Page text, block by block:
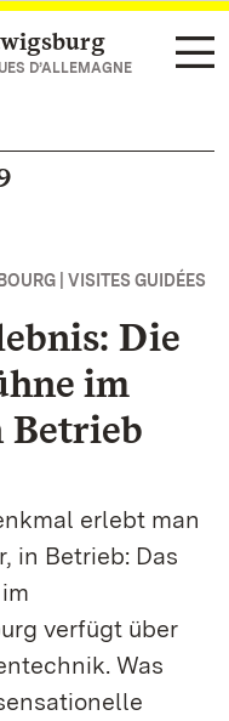
D’ALLEMAGNE
| VISITES GUIDÉES
Die
im
Betrieb
erlebt man
in Betrieb: Das
verfügt über
Was